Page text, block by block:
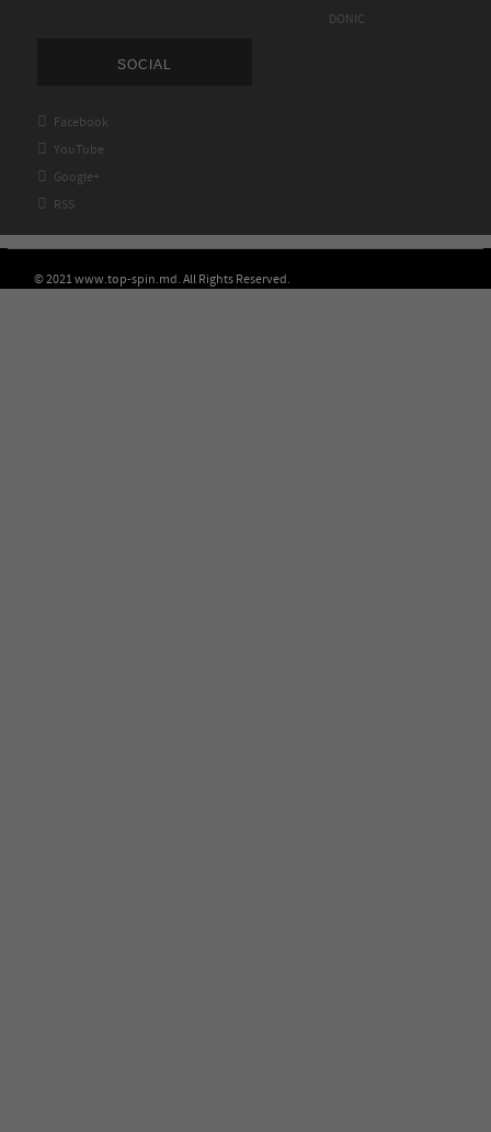
DONIC
SOCIAL
 Facebook
 YouTube
 Google+
 RSS
© 2021 www.top-spin.md. All Rights Reserved.